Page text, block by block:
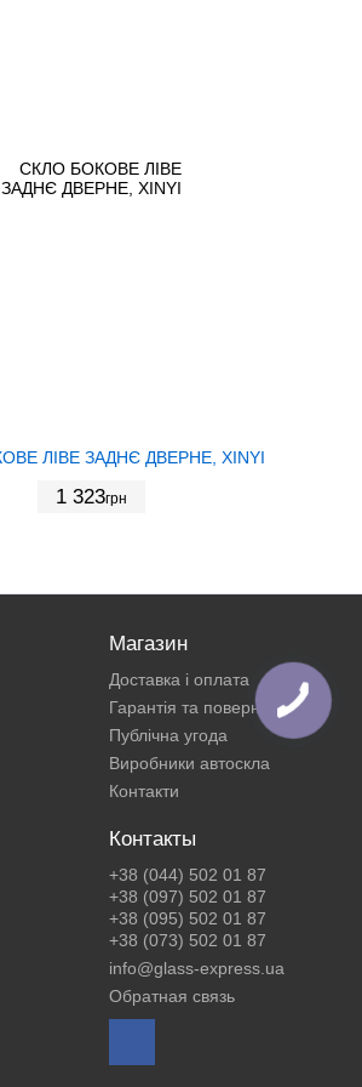
ЛІВЕ ЗАДНЄ ДВЕРНЕ, XINYI
1 323грн
Магазин
Доставка і оплата
Гарантія та повернення
Публічна угода
Виробники автоскла
Контакти
Контакты
+38 (044) 502 01 87
+38 (097) 502 01 87
+38 (095) 502 01 87
+38 (073) 502 01 87
info@glass-express.ua
Обратная связь